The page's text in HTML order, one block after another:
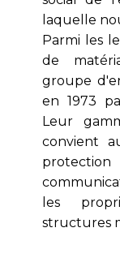
laquelle
Parmi les
de
groupe
en 1973
Leur
convient
les
structures